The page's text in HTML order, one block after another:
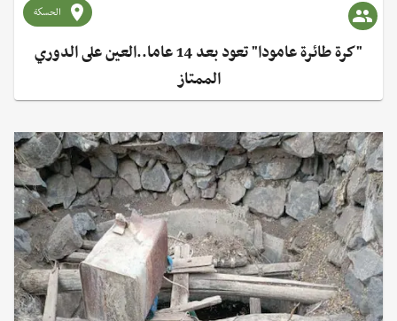
الحسكة
"كرة طائرة عامودا" تعود بعد 14 عاما..العين على الدوري
الممتاز